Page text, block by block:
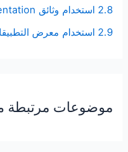
2.8 استخدام وثائق Oracle APEX Documentation
2.9 استخدام معرض التطبيقات App Gallery
موضوعات مرتبطة